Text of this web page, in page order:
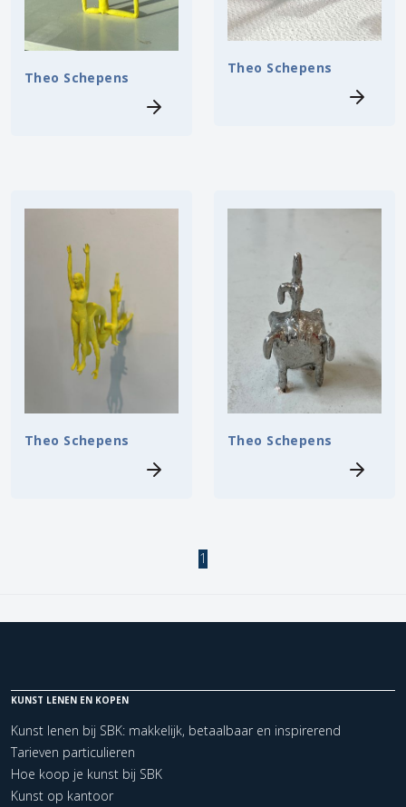
Theo Schepens
Theo Schepens
Theo Schepens Theo Schepens
1
KUNST LENEN EN KOPEN
Kunst lenen bij SBK: makkelijk, betaalbaar en inspirerend
Tarieven particulieren
Hoe koop je kunst bij SBK
Kunst op kantoor